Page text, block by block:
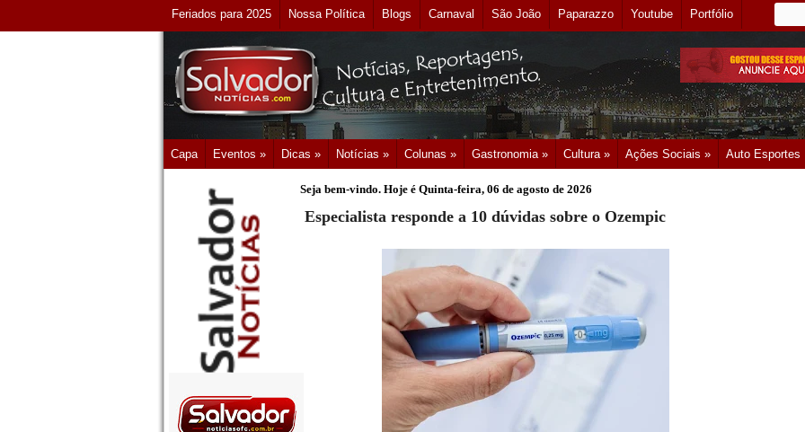
Feriados para 2025 Nossa Política Blogs Carnaval São João Paparazzo Youtube Portfólio
Capa Eventos » Dicas » Notícias » Colunas » Gastronomia » Cultura » Ações Sociais » Auto Esportes
Seja bem-vindo. Hoje é Quinta-feira, 06 de agosto de 2026
Especialista responde a 10 dúvidas sobre o Ozempic